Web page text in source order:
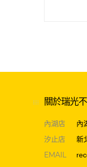
關於瑞光
內湖店 內
汐止店 新
EMAIL